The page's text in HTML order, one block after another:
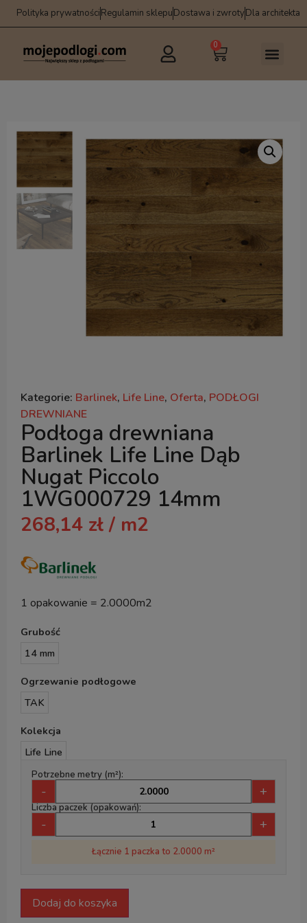
Polityka prywatnościRegulamin sklepuDostawa i zwrotyDla architekta
0
Kategorie: Barlinek, Life Line, Oferta, PODŁOGI
DREWNIANE
Podłoga drewniana
Barlinek Life Line Dąb
Nugat Piccolo
1WG000729 14mm
268,14 zł / m2
1 opakowanie = 2.0000m2
Grubość
14 mm
Ogrzewanie podłogowe
TAK
Kolekcja
Life Line
Potrzebne metry (m²):
- +
Liczba paczek (opakowań):
- +
Łącznie 1 paczka to 2.0000 m²
Dodaj do koszyka